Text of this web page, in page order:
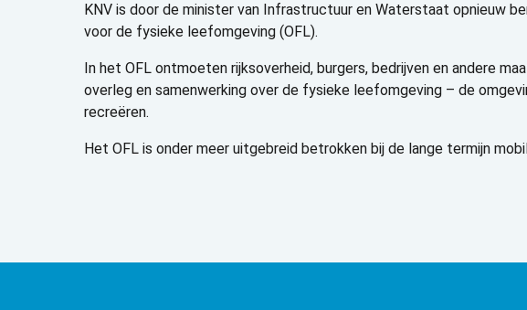
KNV is door de minister van Infrastructuur en Waterstaat opnieuw
voor de fysieke leefomgeving (OFL).
In het OFL ontmoeten rijksoverheid, burgers, bedrijven en andere
overleg en samenwerking over de fysieke leefomgeving – de
recreëren.
Het OFL is onder meer uitgebreid betrokken bij de lange termijn